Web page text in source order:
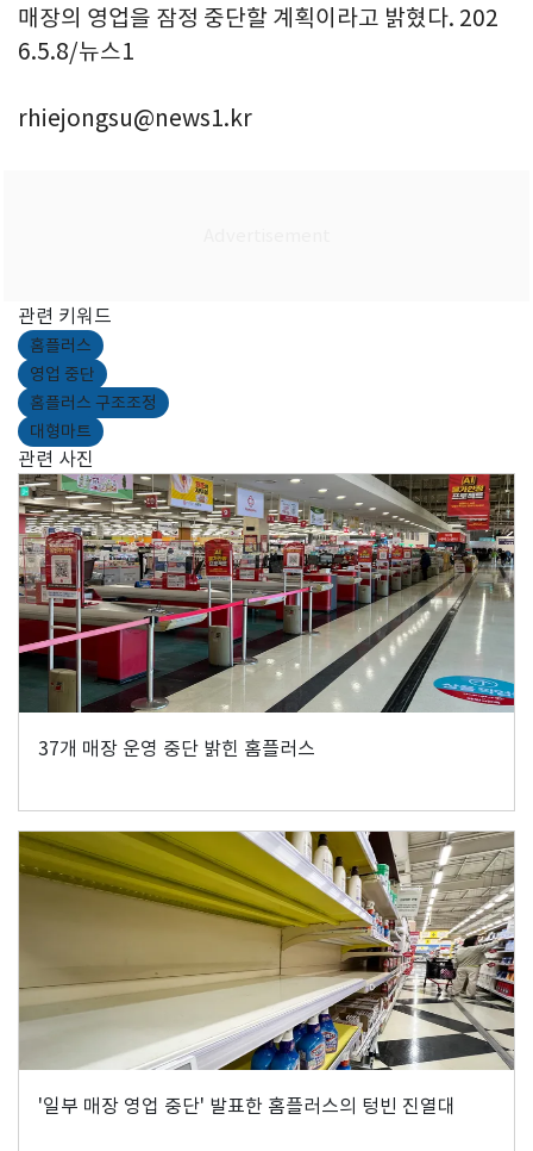
매장의 영업을 잠정 중단할 계획이라고 밝혔다. 202
6.5.8/뉴스1
rhiejongsu@news1.kr
관련 키워드
홈플러스
영업 중단
홈플러스 구조조정
대형마트
관련 사진
37개 매장 운영 중단 밝힌 홈플러스
'일부 매장 영업 중단' 발표한 홈플러스의 텅빈 진열대